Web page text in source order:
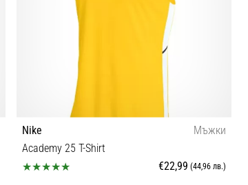
Nike
Мъжки
Academy 25 T-Shirt
€22,99 (44,96 лв.)